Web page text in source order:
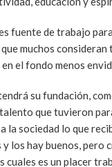
fuente de trabajo
muchos
el fondo menos
su fundación,
que tuvieron
sociedad lo que
los hay buenos, pero
es un placer